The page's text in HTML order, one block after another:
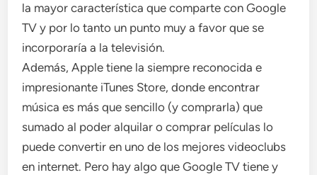
la mayor característica que comparte con Google
TV y por lo tanto un punto muy a favor que se
incorporaría a la televisión.
Además, Apple tiene la siempre reconocida e
impresionante iTunes Store, donde encontrar
música es más que sencillo (y comprarla) que
sumado al poder alquilar o comprar películas lo
puede convertir en uno de los mejores videoclubs
en internet. Pero hay algo que Google TV tiene y